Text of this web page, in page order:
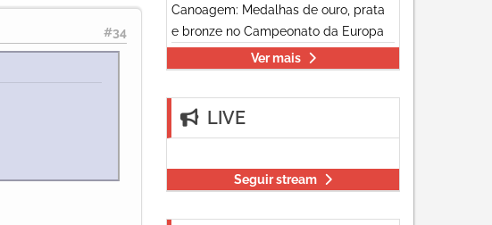
#34
Canoagem: Medalhas de ouro, prata
e bronze no Campeonato da Europa
Ver mais
LIVE
Seguir stream